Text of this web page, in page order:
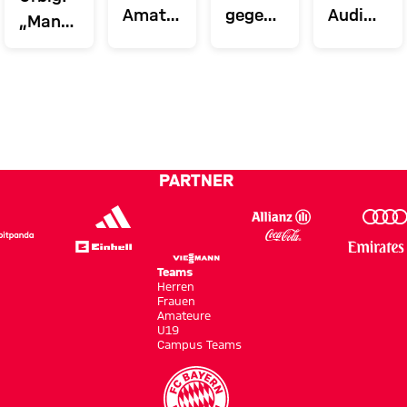
„Man
Amateure
gegen
Audi
PARTNER
Teams
Herren
Frauen
Amateure
U19
Campus Teams